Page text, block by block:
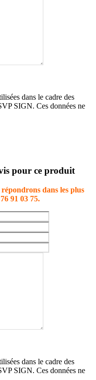
dans le cadre des
SIGN. Ces données ne
pour ce produit
dans les plus
91 03 75.
dans le cadre des
SIGN. Ces données ne